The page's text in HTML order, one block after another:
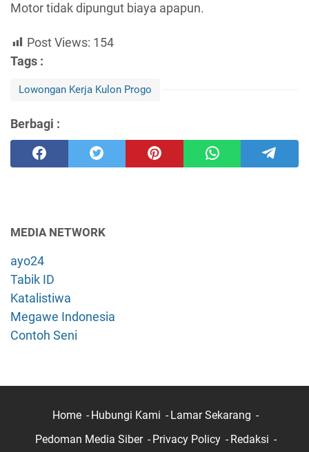
Motor tidak dipungut biaya apapun.
Post Views: 154
Tags :
Lowongan Kerja Kulon Progo
Berbagi :
MEDIA NETWORK
ayo24
Tabik ID
Katalistiwa
Megawe Indonesia
Contoh Seni
Home Hubungi Kami
Lamar Sekarang
Pedoman Media Siber
Privacy Policy Redaksi